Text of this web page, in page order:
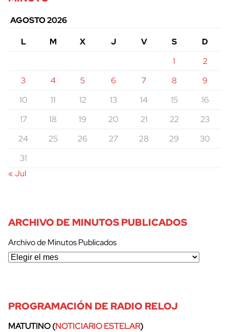
AGOSTO 2026
L
M X J V S
D
1
2
3
4 5 6 7 8
9
10
11 12 13 14 15
16
17
18 19 20 21 22
23
24
25 26 27 28 29
30
31
« Jul
ARCHIVO DE MINUTOS PUBLICADOS
Archivo de Minutos Publicados
PROGRAMACIÓN DE RADIO RELOJ
MATUTINO (NOTICIARIO ESTELAR)